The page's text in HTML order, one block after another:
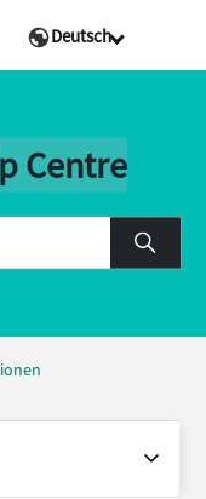
Deutsch
Centre